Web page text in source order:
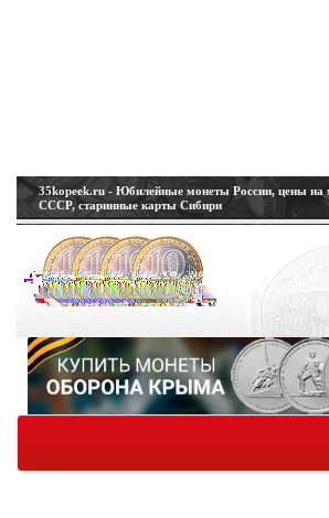
35kopeek.ru - Юбилейные монеты России, цены на
СССР, старинные карты Сибири